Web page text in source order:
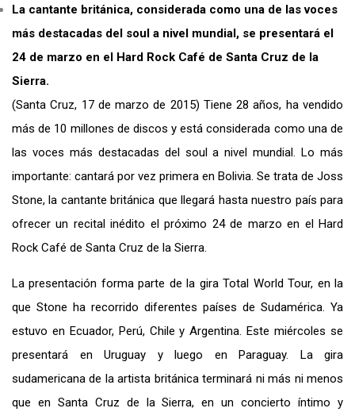
La cantante británica, considerada como una de las voces
más destacadas del soul a nivel mundial, se presentará el
24 de marzo en el Hard Rock Café de Santa Cruz de la
Sierra.
(Santa Cruz, 17 de marzo de 2015) Tiene 28 años, ha vendido
más de 10 millones de discos y está considerada como una de
las voces más destacadas del soul a nivel mundial. Lo más
importante: cantará por vez primera en Bolivia. Se trata de Joss
Stone, la cantante británica que llegará hasta nuestro país para
ofrecer un recital inédito el próximo 24 de marzo en el Hard
Rock Café de Santa Cruz de la Sierra.
La presentación forma parte de la gira Total World Tour, en la
que Stone ha recorrido diferentes países de Sudamérica. Ya
estuvo en Ecuador, Perú, Chile y Argentina. Este miércoles se
presentará en Uruguay y luego en Paraguay. La gira
sudamericana de la artista británica terminará ni más ni menos
que en Santa Cruz de la Sierra, en un concierto íntimo y